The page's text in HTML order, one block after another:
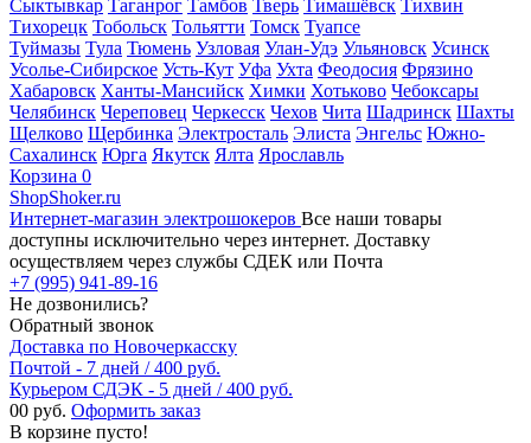
Сыктывкар Таганрог Тамбов Тверь Тимашёвск Тихвин
Тихорецк Тобольск Тольятти Томск Туапсе
Туймазы Тула Тюмень Узловая Улан-Удэ Ульяновск Усинск
Усолье-Сибирское Усть-Кут Уфа Ухта Феодосия Фрязино
Хабаровск Ханты-Мансийск Химки Хотьково Чебоксары
Челябинск Череповец Черкесск Чехов Чита Шадринск Шахты
Щелково Щербинка Электросталь Элиста Энгельс Южно-
Сахалинск Юрга Якутск Ялта Ярославль
Корзина 0
ShopShoker.ru
Интернет-магазин электрошокеров Все наши товары
доступны исключительно через интернет. Доставку
осуществляем через службы СДЕК или Почта
+7 (995) 941-89-16
Не дозвонились?
Обратный звонок
Доставка по Новочеркасску
Почтой - 7 дней / 400 руб.
Курьером СДЭК - 5 дней / 400 руб.
00 руб. Оформить заказ
В корзине пусто!